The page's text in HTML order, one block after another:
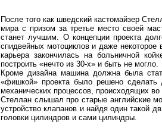
После того как шведский кастомайзер
мира с призом за третье место своей
станет лучшим. О концепции проекта
спидвейных мотоциклов и даже некоторое
карьера закончилась на больничной
построить «нечто из 30-х» и быть не могло.
Кроме дизайна машина должна была
«фишкой» проекта было решено сделать
механических процессов, происходящих
Стеллан слышал про старые английские
устройство клапанов и найдя один такой
головки цилиндров и сами цилиндры.